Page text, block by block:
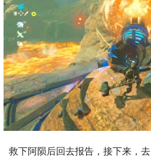
救下阿陨后回去报告，接下来，